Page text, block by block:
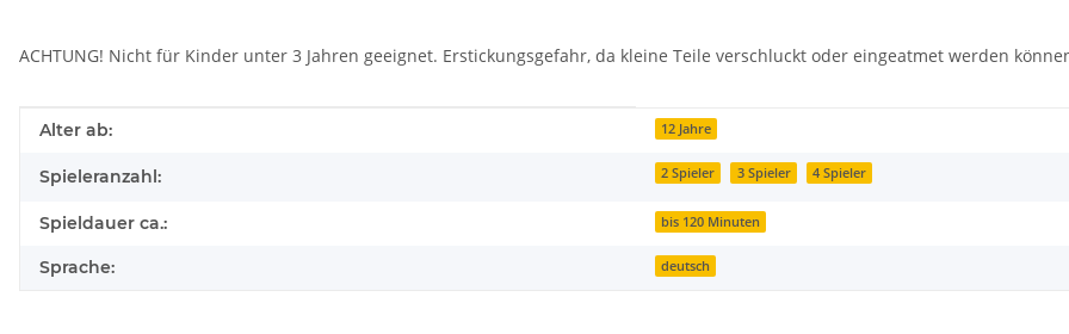
ACHTUNG! Nicht für Kinder unter 3 Jahren geeignet. Erstickungsgefahr, da kleine Teile verschluckt oder eingeatmet werden
Produkteigenschaft
Wert
Alter ab: 12 Jahre
Spieleranzahl: 2 Spieler 3 Spieler 4 Spieler
Spieldauer ca.: bis 120 Minuten
Sprache: deutsch